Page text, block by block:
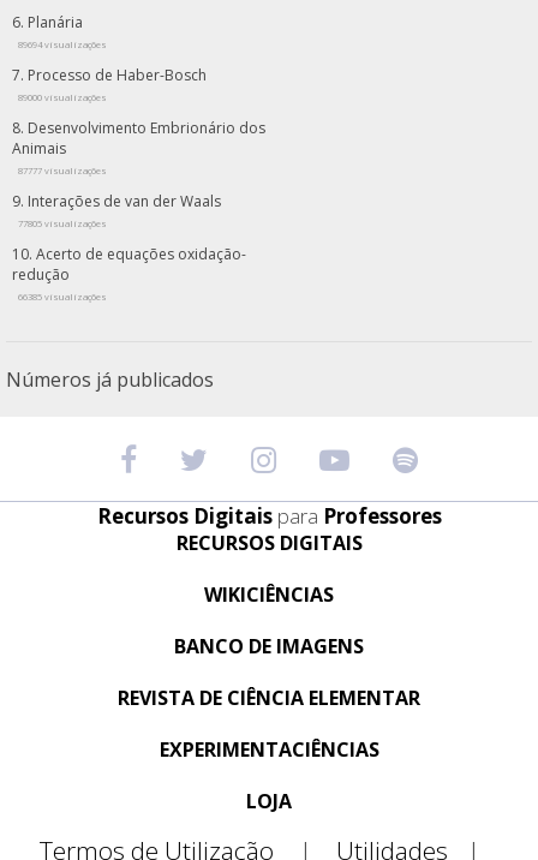
Planária
89694 visualizações
Processo de Haber-Bosch
89000 visualizações
Desenvolvimento Embrionário dos
Animais
87777 visualizações
Interações de van der Waals
77805 visualizações
Acerto de equações oxidação-
redução
66385 visualizações
Números já publicados
Recursos Digitais para Professores
RECURSOS DIGITAIS
WIKICIÊNCIAS
BANCO DE IMAGENS
REVISTA DE CIÊNCIA ELEMENTAR
EXPERIMENTACIÊNCIAS
LOJA
Termos de Utilização | Utilidades |